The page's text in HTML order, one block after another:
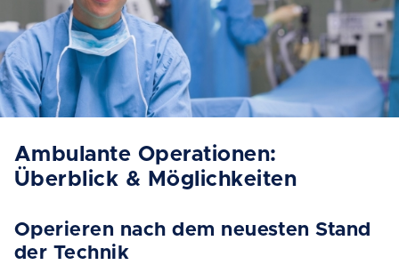
Ambulante Operationen:
Überblick & Möglichkeiten
Operieren nach dem neuesten Stand
der Technik